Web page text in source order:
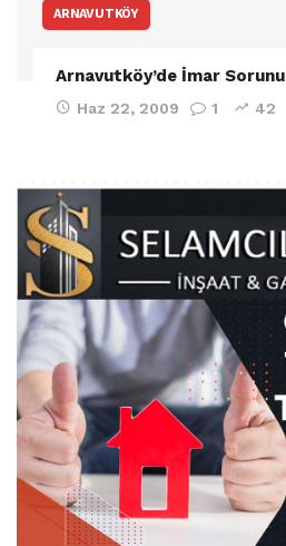
ARNAVUTKÖY
Arnavutköy’de İmar Sorunu
Haz 22, 2009 1 42